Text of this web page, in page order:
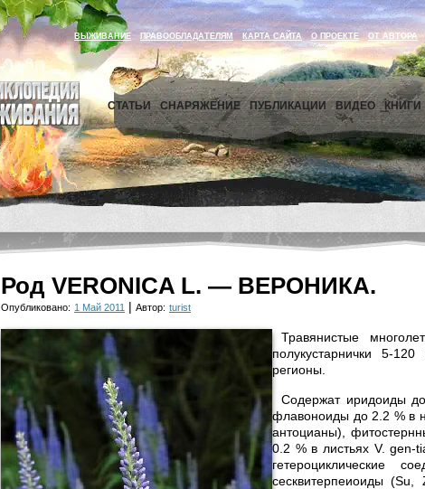
ВЫЖИВАНИЕ ПРАВООБЛАДАТЕЛЯМ КАРТА САЙТА О ПРОЕКТЕ ОТ АВТОРА
СТАТЬИ СНАРЯЖЕНИЕ ПУБЛИКАЦИИ ВИДЕО КНИГИ
Род VERONICA L. — ВЕРОНИКА.
Опубликовано: 1 Май 2011 | Автор: turist
Травянистые
полукустарнички 5-
регионы.
Содержат иридоиды
флавоноиды до 2.2 % в
антоцианы),
0.2 % в листьях V. gen-
гетероциклические
сесквитерпеиоиды